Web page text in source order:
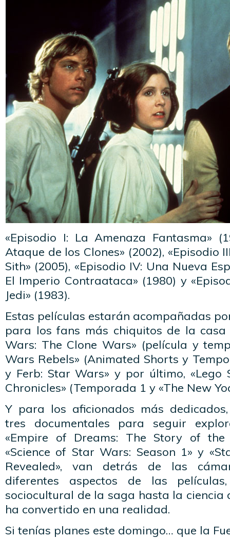
«Episodio I: La Amenaza Fantasma»
Ataque de los Clones» (2002), «Episodio
Sith» (2005), «Episodio IV: Una Nueva
El Imperio Contraataca» (1980) y
Jedi» (1983).
Estas películas estarán acompañadas
para los fans más chiquitos de la
Wars: The Clone Wars» (película y
Wars Rebels» (Animated Shorts y
y Ferb: Star Wars» y por último, «Lego
Chronicles» (Temporada 1 y «The New
Y para los aficionados más
tres documentales para seguir
«Empire of Dreams: The Story of the
«Science of Star Wars: Season 1» y
Revealed», van detrás de las
diferentes aspectos de las
sociocultural de la saga hasta la ciencia
ha convertido en una realidad.
Si tenías planes este domingo… que la